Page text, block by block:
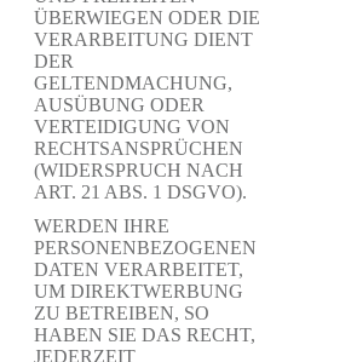
ÜBERWIEGEN ODER DIE
VERARBEITUNG DIENT
DER
GELTENDMACHUNG,
AUSÜBUNG ODER
VERTEIDIGUNG VON
RECHTSANSPRÜCHEN
(WIDERSPRUCH NACH
ART. 21 ABS. 1 DSGVO).
WERDEN IHRE
PERSONENBEZOGENEN
DATEN VERARBEITET,
UM DIREKTWERBUNG
ZU BETREIBEN, SO
HABEN SIE DAS RECHT,
JEDERZEIT